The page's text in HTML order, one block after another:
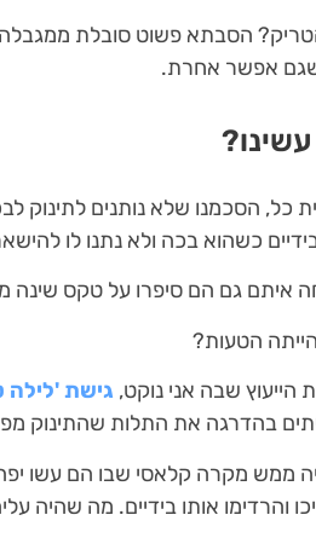
הסבתא פשוט סובלת ממגבלה
אפשר אחרת.
כל, הסכמנו שלא נותנים לתינוק
כשהוא בכה ולא נתנו לו
איתם גם הם סיפרו על טקס שינה
הטעות?
הייעוץ שבה אני נוקט, גישת 'לילה
בהדרגה את התלות שהתינוק
ממש מקרה קלאסי שבו הם עשו
והרדימו אותו בידיים. מה שהיה